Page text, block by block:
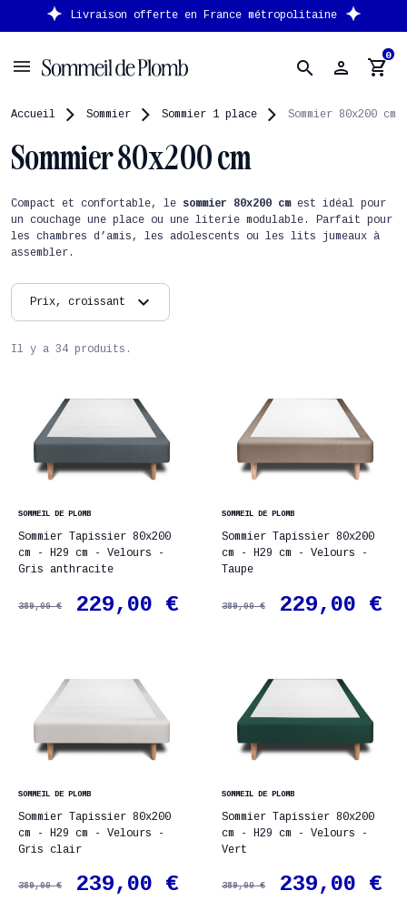
France métropolitaine Nouveau client : -10%
search person shopping_cart0
Accueil Sommier Sommier 1 place Sommier 80x200 cm
Sommier 80x200 cm
Compact et confortable, le sommier 80x200 cmest idéal pour
un couchage une place ou une literie modulable. Parfait pour
les chambres d’amis, les adolescents ou les lits jumeaux à
assembler.
Il y a 34 produits.
Prix, croissant expand_more
SOMMEIL DE PLOMB
Sommier Tapissier 80x200
cm - H29 cm - Velours -
Gris anthracite
389,00 € 229,00 €
SOMMEIL DE PLOMB
Sommier Tapissier 80x200
cm - H29 cm - Velours -
Taupe
389,00 € 229,00 €
SOMMEIL DE PLOMB
Sommier Tapissier 80x200
cm - H29 cm - Velours -
Gris clair
389,00 € 239,00 €
SOMMEIL DE PLOMB
Sommier Tapissier 80x200
cm - H29 cm - Velours -
Vert
389,00 € 239,00 €